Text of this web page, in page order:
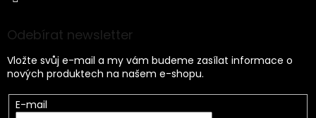
Odebírat newsletter
Vložte svůj e-mail a my vám budeme zasílat informace o
nových produktech na našem e-shopu.
E-mail